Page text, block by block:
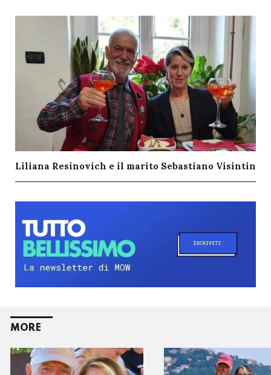
Liliana Resinovich e il marito Sebastiano Visintin
MORE